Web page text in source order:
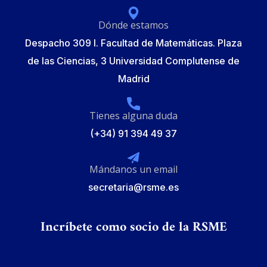
Dónde estamos
Despacho 309 I. Facultad de Matemáticas. Plaza
de las Ciencias, 3 Universidad Complutense de
Madrid
Tienes alguna duda
(+34) 91 394 49 37
Mándanos un email
secretaria@rsme.es
Incríbete como socio de la RSME